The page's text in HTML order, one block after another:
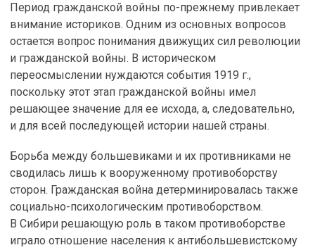
Период гражданской войны по-прежнему привлекает
внимание историков. Одним из основных вопросов
остается вопрос понимания движущих сил революции
и гражданской войны. В историческом
переосмыслении нуждаются события 1919 г.,
поскольку этот этап гражданской войны имел
решающее значение для ее исхода, а, следовательно,
и для всей последующей истории нашей страны.
Борьба между большевиками и их противниками не
сводилась лишь к вооруженному противоборству
сторон. Гражданская война детерминировалась также
социально-психологическим противоборством.
В Сибири решающую роль в таком противоборстве
играло отношение населения к антибольшевистскому